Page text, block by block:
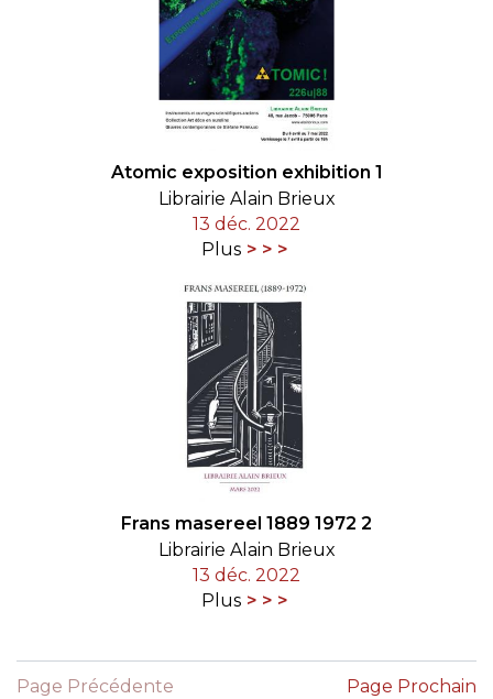
Atomic exposition exhibition 1
Librairie Alain Brieux
13 déc. 2022
Plus
Frans masereel 1889 1972 2
Librairie Alain Brieux
13 déc. 2022
Plus
Page Précédente
Page Prochain